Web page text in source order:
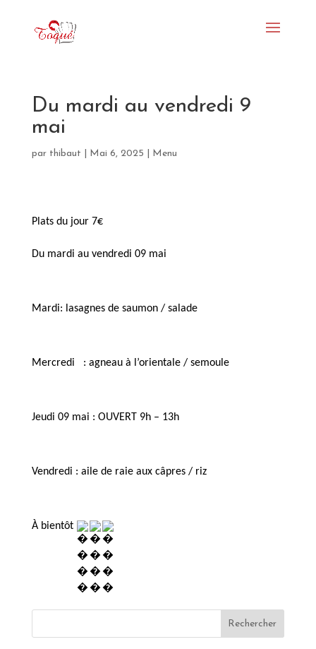
Du mardi au vendredi 9
mai
par thibaut Mai 6, 2025 Menu
Plats du jour 7€
Du mardi au vendredi 09 mai
Mardi: lasagnes de saumon / salade
Mercredi   : agneau à l’orientale / semoule
Jeudi 09 mai : OUVERT 9h – 13h
Vendredi : aile de raie aux câpres / riz
À bientôt